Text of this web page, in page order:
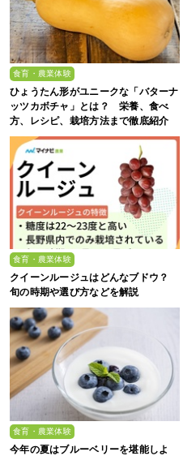
食育・農業体験
ひょうたん形がユニークな「バターナ
ッツカボチャ」とは？ 栄養、食べ
方、レシピ、栽培方法まで徹底紹介
食育・農業体験
クイーンルージュはどんなブドウ？
旬の時期や選び方などを解説
食育・農業体験
今年の夏はブルーベリーを堪能しよ